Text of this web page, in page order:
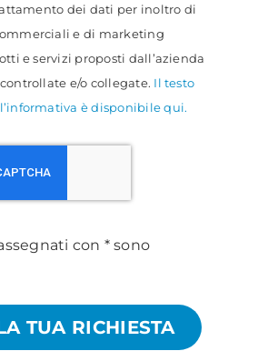
dei dati per inoltro di
e di marketing
e servizi proposti dall’azienda
e/o collegate. Il testo
è disponibile qui.
con * sono
TUA RICHIESTA